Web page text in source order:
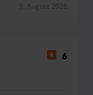
9. August 2026
6